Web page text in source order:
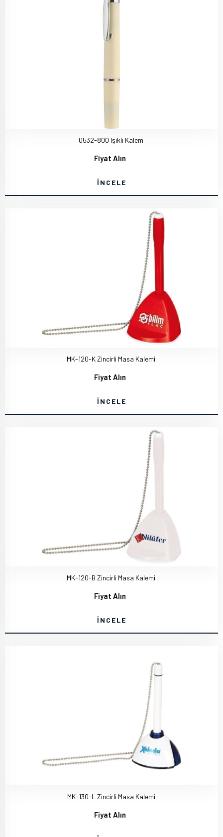
0532-800 Işıklı Kalem
Fiyat Alın
İNCELE
MK-120-K Zincirli Masa Kalemi
Fiyat Alın
İNCELE
MK-120-B Zincirli Masa Kalemi
Fiyat Alın
İNCELE
MK-130-L Zincirli Masa Kalemi
Fiyat Alın